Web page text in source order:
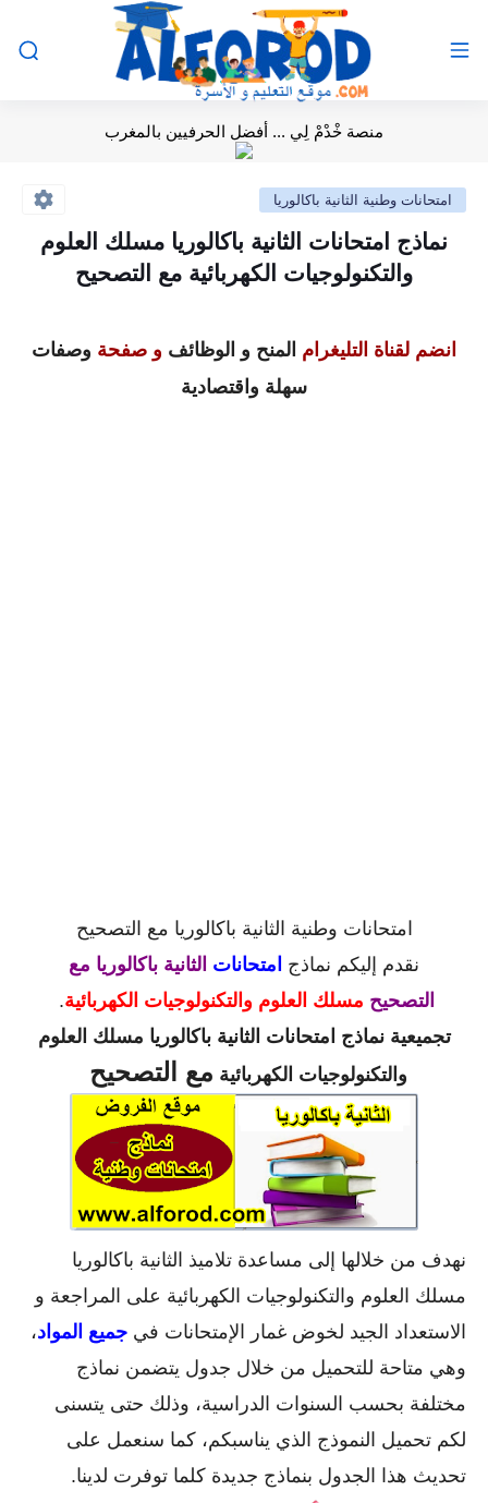
منصة خْدْمْ لِي ... أفضل الحرفيين بالمغرب
امتحانات وطنية الثانية باكالوريا
نماذج امتحانات الثانية باكالوريا مسلك العلوم
والتكنولوجيات الكهربائية مع التصحيح
انضم لقناة التليغرام المنح و الوظائف و صفحة وصفات
سهلة واقتصادية
امتحانات وطنية الثانية باكالوريا مع التصحيح
نقدم إليكم نماذج امتحانات الثانية باكالوريا مع
التصحيح مسلك العلوم والتكنولوجيات الكهربائية.
تجميعيةنماذج امتحانات الثانية باكالوريا مسلك العلوم
والتكنولوجيات الكهربائية مع التصحيح
نهدف من خلالها إلى مساعدة تلاميذ الثانية باكالوريا
مسلك العلوم والتكنولوجيات الكهربائية على المراجعة و
الاستعداد الجيد لخوض غمار الإمتحانات في جميع المواد،
وهي متاحة للتحميل من خلال جدول يتضمن نماذج
مختلفة بحسب السنوات الدراسية، وذلك حتى يتسنى
لكم تحميل النموذج الذي يناسبكم، كما سنعمل على
تحديث هذا الجدول بنماذج جديدة كلما توفرت لدينا.